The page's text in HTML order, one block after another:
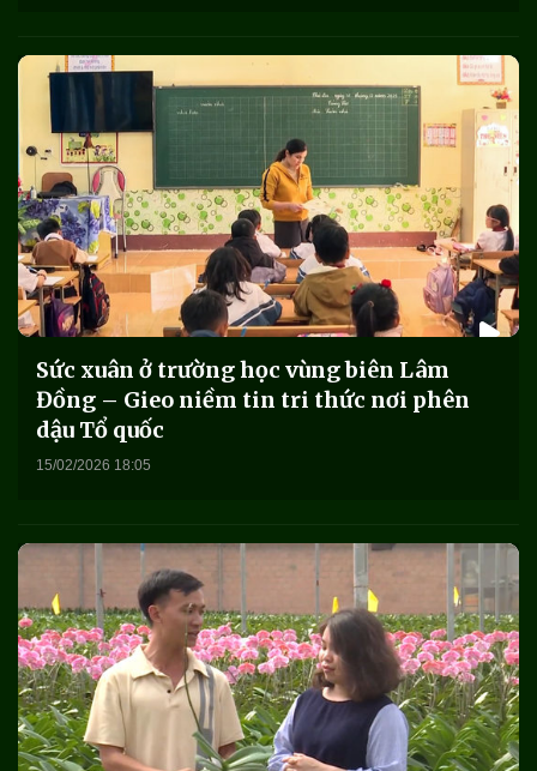
Sức xuân ở trường học vùng biên Lâm
Đồng – Gieo niềm tin tri thức nơi phên
dậu Tổ quốc
15/02/2026 18:05